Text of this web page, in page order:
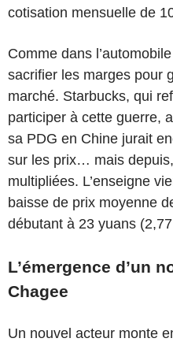
cotisation mensuelle de
Comme dans
sacrifier les marges pour
marché. Starbucks, qui
participer à cette guerre,
sa PDG en Chine jurait
sur les prix… mais
multipliées. L’enseigne
baisse de prix moyenne
débutant à 23 yuans
L’émergence d’un
Chagee
Un nouvel acteur monte